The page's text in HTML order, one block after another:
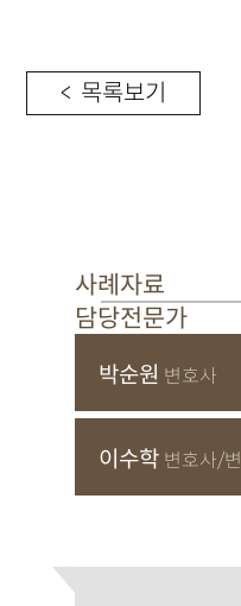
< 목록보기
사례자료
담당전문가
박순원 변호사
이수학 변호사/